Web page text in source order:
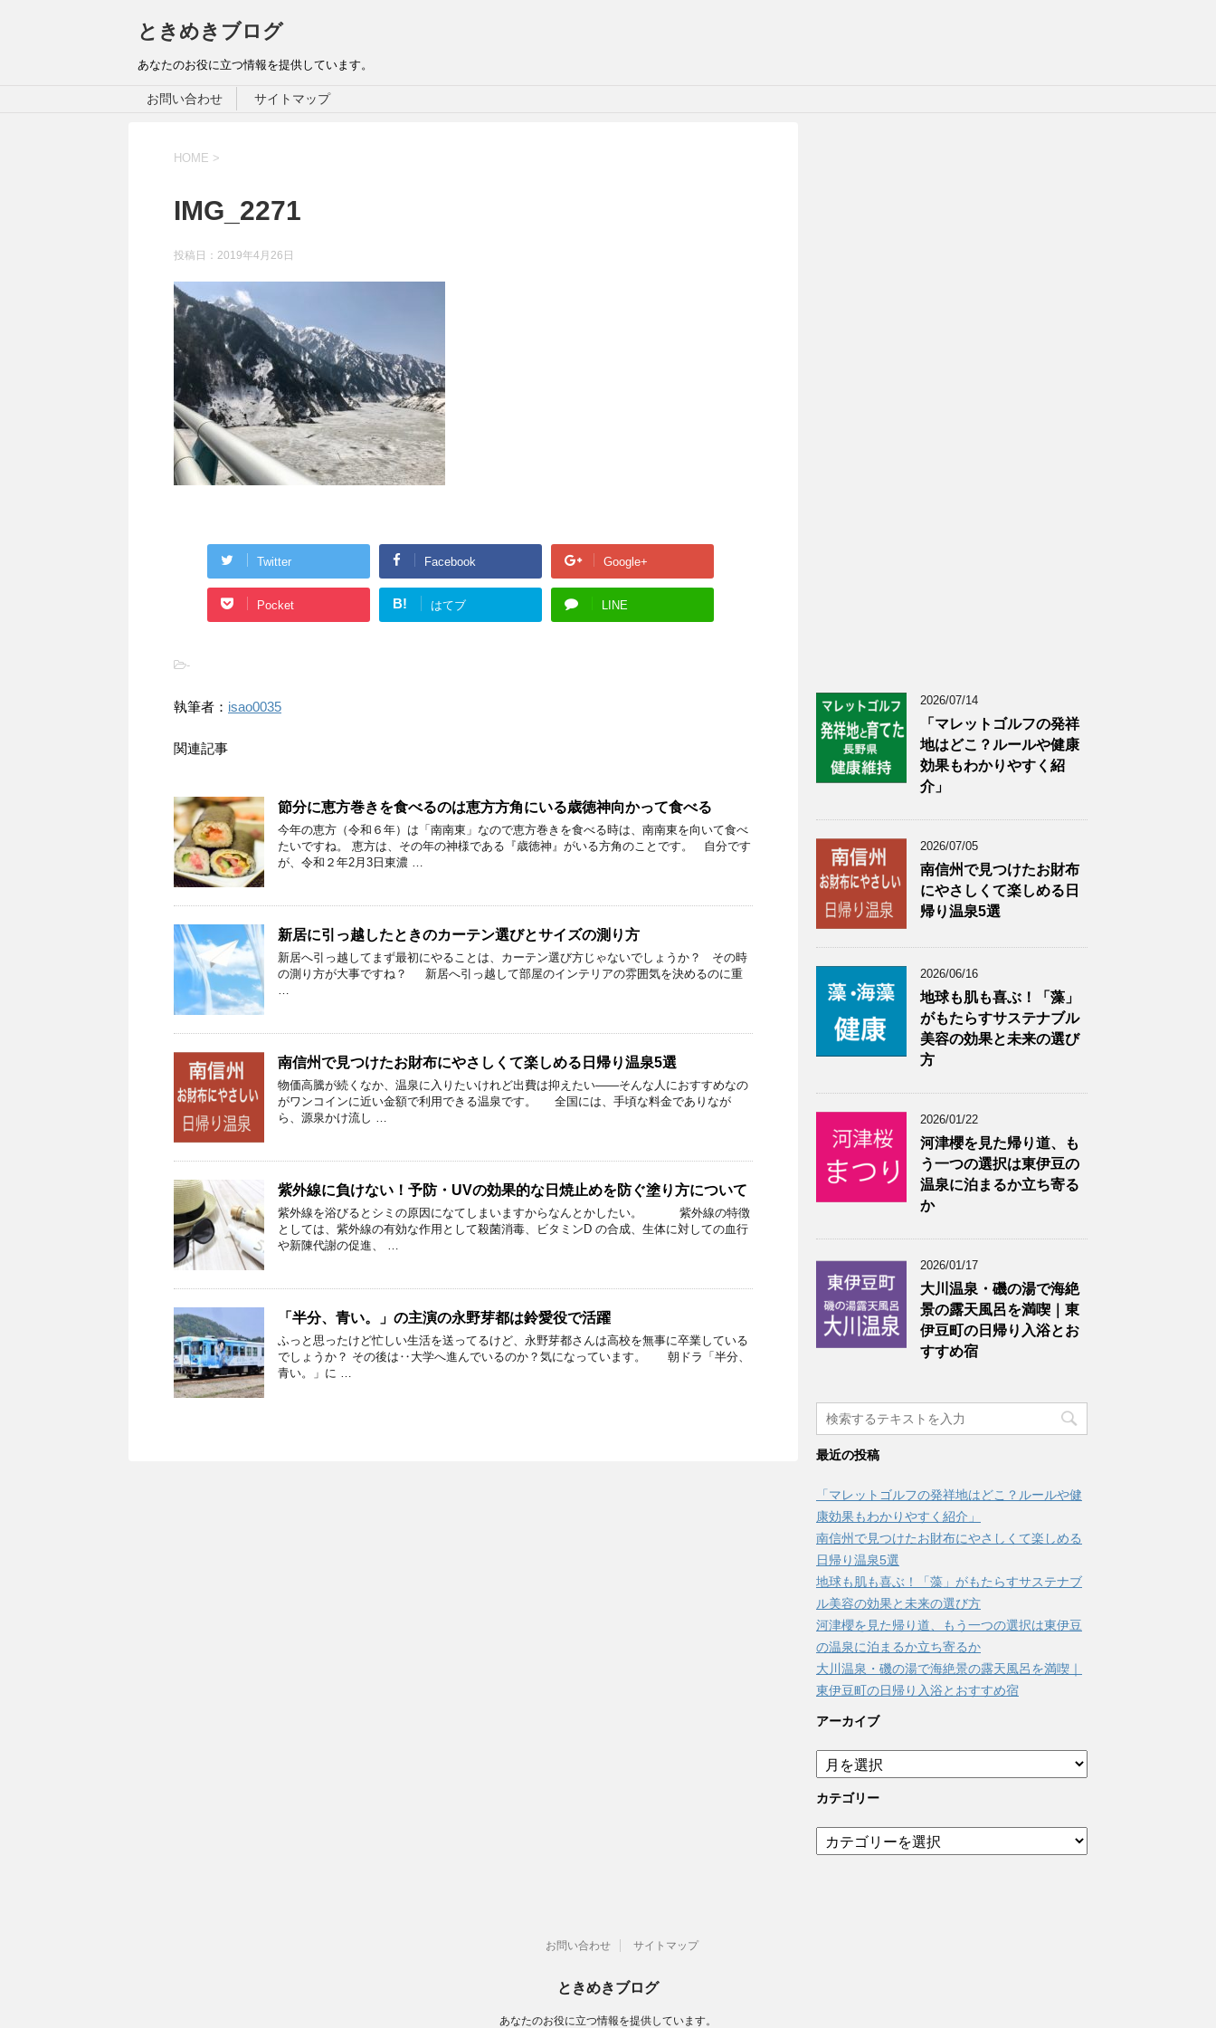
ときめきブログ
あなたのお役に立つ情報を提供しています。
お問い合わせ サイトマップ
HOME >
IMG_2271
投稿日： 2019年4月26日
Twitter Facebook Google+
Pocket B! はてブ LINE
-
執筆者： isao0035
関連記事
節分に恵方巻きを食べるのは恵方方角にいる歳徳神向かって食べる
今年の恵方（令和６年）は「南南東」なので恵方巻きを食べる時は、南南東を向いて食べ
たいですね。 恵方は、その年の神様である『歳徳神』がいる方角のことです。 自分です
が、令和２年2月3日東濃 …
新居に引っ越したときのカーテン選びとサイズの測り方
新居へ引っ越してまず最初にやることは、カーテン選び方じゃないでしょうか？ その時
の測り方が大事ですね？ 新居へ引っ越して部屋のインテリアの雰囲気を決めるのに重
…
南信州で見つけたお財布にやさしくて楽しめる日帰り温泉5選
物価高騰が続くなか、温泉に入りたいけれど出費は抑えたい――そんな人におすすめなの
がワンコインに近い金額で利用できる温泉です。 全国には、手頃な料金でありなが
ら、源泉かけ流し …
紫外線に負けない！予防・UVの効果的な日焼止めを防ぐ塗り方について
紫外線を浴びるとシミの原因になてしまいますからなんとかしたい。 紫外線の特徴
としては、紫外線の有効な作用として殺菌消毒、ビタミンD の合成、生体に対しての血行
や新陳代謝の促進、 …
「半分、青い。」の主演の永野芽都は鈴愛役で活躍
ふっと思ったけど忙しい生活を送ってるけど、永野芽都さんは高校を無事に卒業している
でしょうか？ その後は‥大学へ進んでいるのか？気になっています。 朝ドラ「半分、
青い。」に …
2026/07/14
「マレットゴルフの発祥
地はどこ？ルールや健康
効果もわかりやすく紹
介」
2026/07/05
南信州で見つけたお財布
にやさしくて楽しめる日
帰り温泉5選
2026/06/16
地球も肌も喜ぶ！「藻」
がもたらすサステナブル
美容の効果と未来の選び
方
2026/01/22
河津櫻を見た帰り道、も
う一つの選択は東伊豆の
温泉に泊まるか立ち寄る
か
2026/01/17
大川温泉・磯の湯で海絶
景の露天風呂を満喫｜東
伊豆町の日帰り入浴とお
すすめ宿
最近の投稿
「マレットゴルフの発祥地はどこ？ルールや健
康効果もわかりやすく紹介」
南信州で見つけたお財布にやさしくて楽しめる
日帰り温泉5選
地球も肌も喜ぶ！「藻」がもたらすサステナブ
ル美容の効果と未来の選び方
河津櫻を見た帰り道、もう一つの選択は東伊豆
の温泉に泊まるか立ち寄るか
大川温泉・磯の湯で海絶景の露天風呂を満喫｜
東伊豆町の日帰り入浴とおすすめ宿
アーカイブ
ア
ー
カ
カテゴリー
テ
お問い合わせ サイトマップ
ときめきブログ
あなたのお役に立つ情報を提供しています。